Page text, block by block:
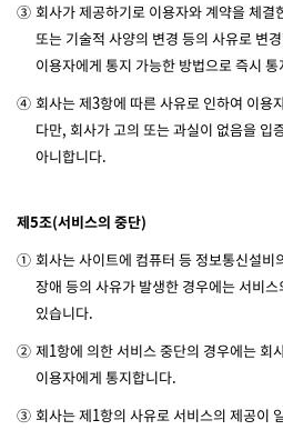
③ 회사가 제공하기로 이용자와 계약을 체결
또는 기술적 사양의 변경 등의 사유로 변
이용자에게 통지 가능한 방법으로 즉시
④ 회사는 제3항에 따른 사유로 인하여 이용
다만, 회사가 고의 또는 과실이 없음을 입
아니합니다.
제5조(서비스의 중단)
① 회사는 사이트에 컴퓨터 등 정보통신설
장애 등의 사유가 발생한 경우에는 서비
있습니다.
② 제1항에 의한 서비스 중단의 경우에는 회
이용자에게 통지합니다.
③ 회사는 제1항의 사유로 서비스의 제공이